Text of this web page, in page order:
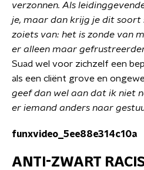
verzonnen. Als
je, maar dan krijg je dit soort
zoiets van: het is zonde van
er alleen maar
Suad wel voor zichzelf een
als een cliënt grove en
geef dan wel aan dat ik niet
er iemand anders naar
funxvideo_5ee88e314c10a
ANTI-ZWART